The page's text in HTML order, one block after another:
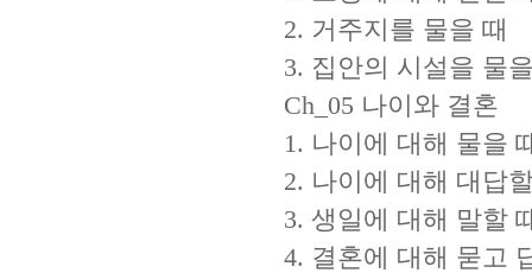
2. 거주지를 물을 때
3. 집안의 시설을 물
Ch_05 나이와 결혼
1. 나이에 대해 물을
2. 나이에 대해 대답
3. 생일에 대해 말할
4. 결혼에 대해 묻고